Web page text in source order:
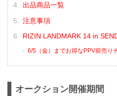
出品商品一覧
注意事項
RIZIN LANDMARK 14 in
6/5（金）までお得なPPV前売り
オークション開催期間